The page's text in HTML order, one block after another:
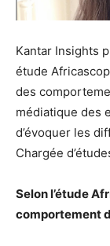
Kantar Insights
étude
des
médiatique des
d’évoquer les
Chargée
Selon l’étude
comportement